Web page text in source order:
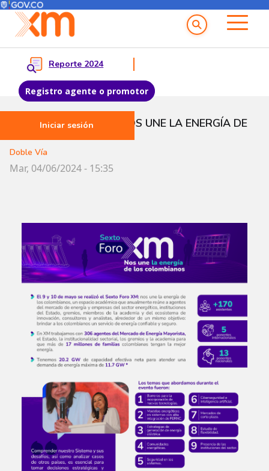
Pasar al contenido principal
Menú del Usuario
Reporte 2024
Registro agente o promotor
Iniciar sesión
Menu principal
SEXTO FORO XM | NOS UNE LA ENERGÍA DE
Doble Vía
Mar, 04/06/2024 - 15:35